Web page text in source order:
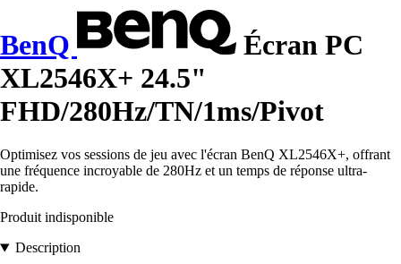
BenQ
Écran PC
XL2546X+ 24.5"
FHD/280Hz/TN/1ms/Pivot
Optimisez vos sessions de jeu avec l'écran BenQ XL2546X+, offrant
une fréquence incroyable de 280Hz et un temps de réponse ultra-
rapide.
Produit indisponible
Description